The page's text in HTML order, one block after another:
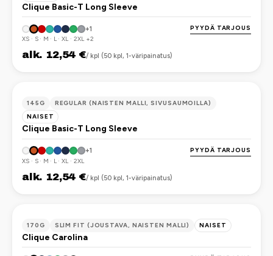
Clique Basic-T Long Sleeve
+1
PYYDÄ TARJOUS
XS · S · M · L · XL · 2XL +2
alk. 12,54 €/ kpl (50 kpl, 1-väripainatus)
OEKO-TEX
145G
REGULAR (NAISTEN MALLI, SIVUSAUMOILLA)
NAISET
Clique Basic-T Long Sleeve
+1
PYYDÄ TARJOUS
XS · S · M · L · XL · 2XL
alk. 12,54 €/ kpl (50 kpl, 1-väripainatus)
OEKO-TEX
170G SLIM FIT (JOUSTAVA, NAISTEN MALLI) NAISET
Clique Carolina